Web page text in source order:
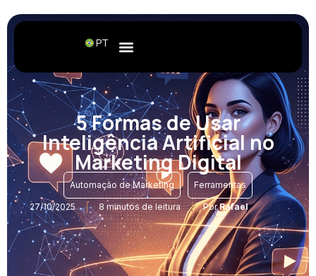
PT
5 Formas de Usar
Inteligência Artificial no
Marketing Digital
Automação de Marketing , Ferramentas
27/10/2025 8 minutos de leitura PorRafael